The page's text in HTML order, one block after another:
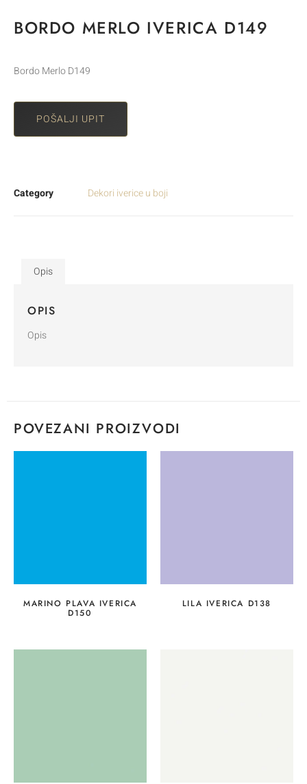
BORDO MERLO IVERICA D149
Bordo Merlo D149
POŠALJI UPIT
Category Dekori iverice u boji
Opis
OPIS
Opis
POVEZANI PROIZVODI
MARINO PLAVA IVERICA
D150
LILA IVERICA D138